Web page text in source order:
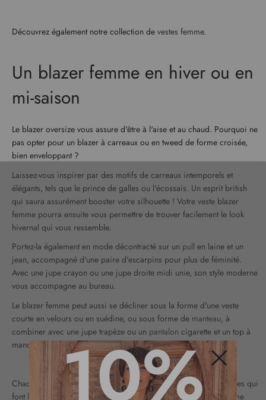
Découvrez également notre collection de vestes femme.
Un blazer femme en hiver ou en
mi-saison
Le blazer oversize vous assure d'être à l'aise et au chaud. Pourquoi ne
pas opter pour un blazer à carreaux ou en tweed de forme croisée,
bien enveloppant ?
Laissez-vous inspirer par des motifs de carreaux intemporels et
élégants, tels que le prince de galles ou l'écossais. Un esprit british
qui saura assurément booster votre silhouette ! Votre veste blazer
femme pourra ensuite vous permettre de trouver facilement le look
hivernal qui vous ressemble.
Portez-la également en mode décontracté sur un pull en laine et un
jean, accompagné d'une paire d'escarpins pour plus de féminité.
Avec une jupe crayon ou une jupe droite midi unie, son style moderne
vous accompagne au bureau.
Le blazer femme peut aussi se décliner sous la forme d'une veste
courte en velours ou en suédine, ou sous forme de manteau, à
combiner avec une jupe trapèze ou un pantalon cigarette et un top à
manches longues.
Chaque saison, Christine Laure revisite avec style toutes les pièces qui
font l'essence de la mode femme. Pour trouver votre blazer femme
Fermer
10%